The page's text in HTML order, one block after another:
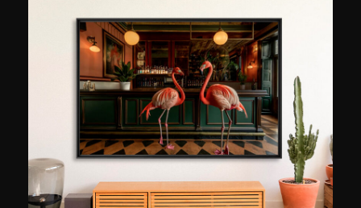
trascorsi tra New York e Los Angeles, il suo
lavoro personale ha trovato naturale riscontro
presso clienti, collezionisti e prestigiose
istituzioni, dando vita a progetti editoriali,
commerciali e culturali di successo. Ha
collaborato con stilisti come Paul Smith, Iris van
Herpen e Valentino, nonché con prestigiose
istituzioni e location, dal Museo del Louvre a
rinomati hotel come Le Bristol e iconici marchi di